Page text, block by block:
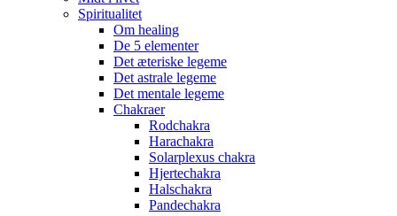
Spiritualitet
Om healing
De 5 elementer
Det æteriske legeme
Det astrale legeme
Det mentale legeme
Chakraer
Rodchakra
Harachakra
Solarplexus chakra
Hjertechakra
Halschakra
Pandechakra